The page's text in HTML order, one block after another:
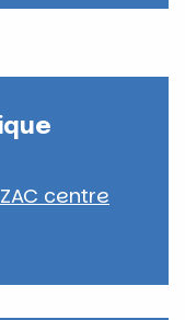
centre